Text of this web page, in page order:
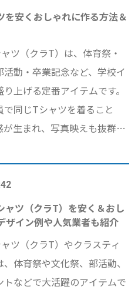
を安くおしゃれに作る方法＆
ツ（クラT）は、体育祭・
活動・卒業記念など、学校イ
上げる定番アイテムです。
で同じTシャツを着ること
が生まれ、写真映えも抜群。
オプションを追加すれば、世
の特別なTシャツが完成し
している方に向けて、デザイ
・名入れの種類・おすすめ
るコツまで、2025年最新版
とめました。
ャツ（クラT）を安く＆おし
ザイン例や人気業者も紹介
ツ（クラT）やクラスティ
体育祭や文化祭、部活動、
トなどで大活躍のアイテムで